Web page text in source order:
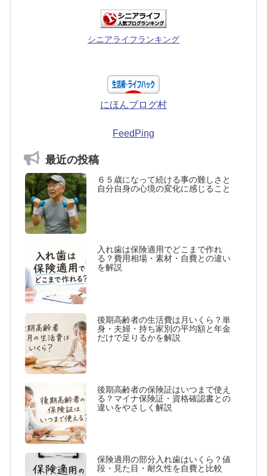
シニアライフランキング
にほんブログ村
FeedPing
最近の投稿
６５歳になって続ける事の難しさと
自分自身の心境の変化に感じること
入れ歯は保険適用でどこまで作れ
る？費用相場・素材・自費との違い
を解説
後期高齢者の生活費は月いくら？単
身・夫婦・持ち家別の平均額と年金
だけで足りるかを解説
後期高齢者の保険証はいつまで使え
る？マイナ保険証・資格確認書との
違いをやさしく解説
保険適用の部分入れ歯はいくら？値
段・見た目・耐久性を自費と比較